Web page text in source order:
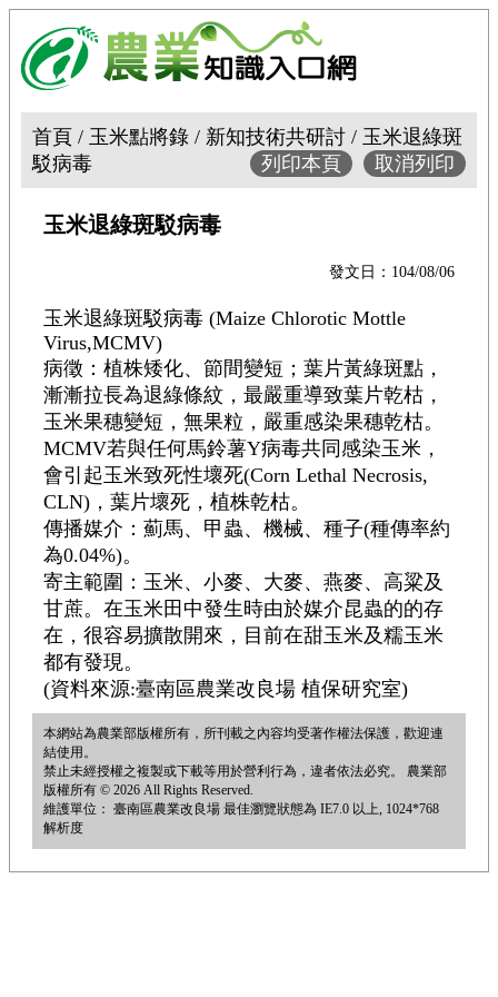
首頁 / 玉米點將錄 / 新知技術共研討 / 玉米退綠斑
駁病毒
取消列印
列印本頁
玉米退綠斑駁病毒
發文日：104/08/06
玉米退綠斑駁病毒 (Maize Chlorotic Mottle
Virus,MCMV)
病徵：植株矮化、節間變短；葉片黃綠斑點，
漸漸拉長為退綠條紋，最嚴重導致葉片乾枯，
玉米果穗變短，無果粒，嚴重感染果穗乾枯。
MCMV若與任何馬鈴薯Y病毒共同感染玉米，
會引起玉米致死性壞死(Corn Lethal Necrosis,
CLN)，葉片壞死，植株乾枯。
傳播媒介：薊馬、甲蟲、機械、種子(種傳率約
為0.04%)。
寄主範圍：玉米、小麥、大麥、燕麥、高粱及
甘蔗。在玉米田中發生時由於媒介昆蟲的的存
在，很容易擴散開來，目前在甜玉米及糯玉米
都有發現。
(資料來源:臺南區農業改良場 植保研究室)
本網站為農業部版權所有，所刊載之內容均受著作權法保護，歡迎連
結使用。
禁止未經授權之複製或下載等用於營利行為，違者依法必究。 農業部
版權所有 © 2026 All Rights Reserved.
維護單位： 臺南區農業改良場 最佳瀏覽狀態為 IE7.0 以上, 1024*768
解析度